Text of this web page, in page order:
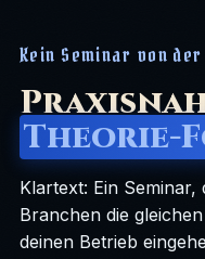
Kein Seminar von der
Theorie-
Klartext: Ein
Branchen die
deinen Betrieb